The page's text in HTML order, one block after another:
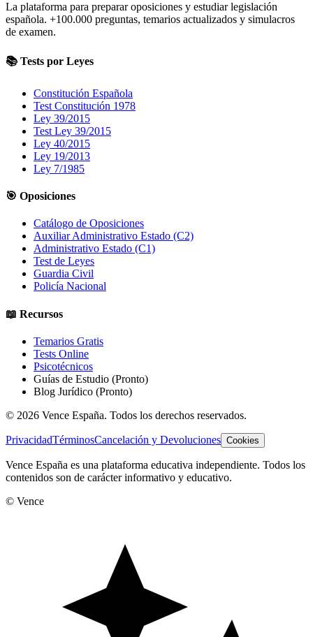
La plataforma para preparar oposiciones y estudiar legislación
española. +100.000 preguntas, temarios actualizados y simulacros
de examen.
📚 Tests por Leyes
Constitución Española
Test Constitución 1978
Ley 39/2015
Test Ley 39/2015
Ley 40/2015
Ley 19/2013
Ley 7/1985
🎯 Oposiciones
Catálogo de Oposiciones
Auxiliar Administrativo Estado (C2)
Administrativo Estado (C1)
Test de Leyes
Guardia Civil
Policía Nacional
📖 Recursos
Temarios Gratis
Tests Online
Psicotécnicos
Guías de Estudio (Pronto)
Blog Jurídico (Pronto)
© 2026 Vence España. Todos los derechos reservados.
PrivacidadTérminosCancelación y Devoluciones Cookies
Vence España es una plataforma educativa independiente. Todos los
contenidos son de carácter informativo y educativo.
© Vence